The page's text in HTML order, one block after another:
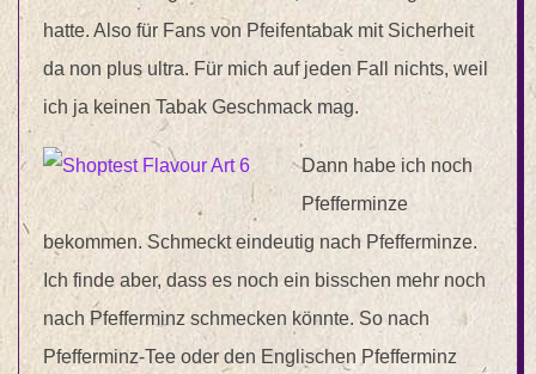
hatte. Also für Fans von Pfeifentabak mit Sicherheit
da non plus ultra. Für mich auf jeden Fall nichts, weil
ich ja keinen Tabak Geschmack mag.
Dann habe ich noch
Pfefferminze
bekommen. Schmeckt eindeutig nach Pfefferminze.
Ich finde aber, dass es noch ein bisschen mehr noch
nach Pfefferminz schmecken könnte. So nach
Pfefferminz-Tee oder den Englischen Pfefferminz